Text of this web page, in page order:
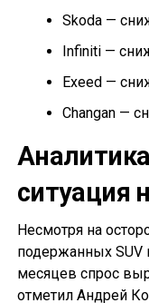
Skoda —
Infiniti —
Exeed —
Changan —
ситуация
Несмотря на
подержанных SUV
месяцев спрос
отметил Андрей